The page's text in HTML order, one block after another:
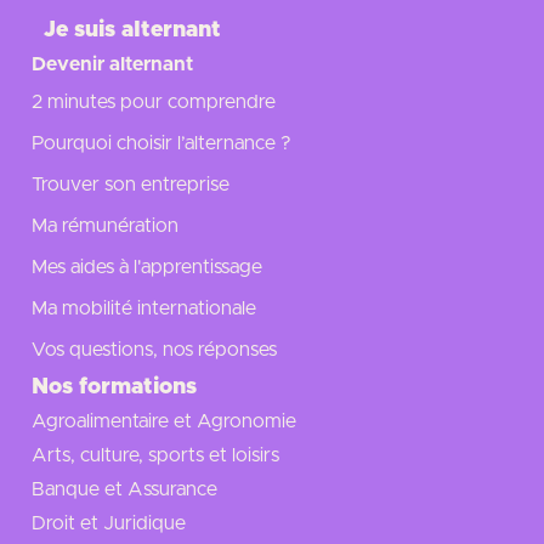
Je suis alternant
Devenir alternant
2 minutes pour comprendre
Pourquoi choisir l’alternance ?
Trouver son entreprise
Ma rémunération
Mes aides à l'apprentissage
Ma mobilité internationale
Vos questions, nos réponses
Nos formations
Agroalimentaire et Agronomie
Arts, culture, sports et loisirs
Banque et Assurance
Droit et Juridique